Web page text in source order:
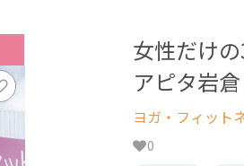
女性だけ
アピタ岩倉
ヨガ・フィット
0